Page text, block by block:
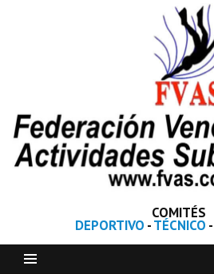
COMITÉS
DEPORTIVO -TÉCNICO -